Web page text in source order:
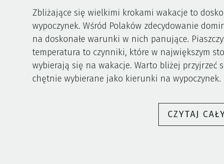
Zbliżające się wielkimi krokami wakacje to
wypoczynek. Wśród Polaków zdecydowanie
na doskonałe warunki w nich panujące.
temperatura to czynniki, które w największym
wybierają się na wakacje. Warto bliżej przyjrzeć
chętnie wybierane jako kierunki na wypoczynek.
CZYTAJ